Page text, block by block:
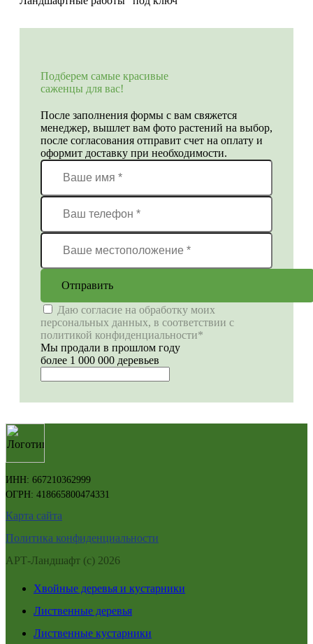
Подберем самые красивые
саженцы для вас!
После заполнения формы с вам свяжется
менеджер, вышлет вам фото растений на выбор,
после согласования отправит счет на оплату и
оформит доставку при необходимости.
Отправить
Даю согласие на обработку моих
персональных данных, в соответствии с
политикой конфиденциальности*
Мы продали в прошлом году
более 1 000 000 деревьев
ИНН: 667210362999
ОГРН: 418665800474331
Карта сайта
Политика конфиденциальности
АРТ-Ландшафт (с) 2026
Хвойные деревья и кустарники
Лиственные деревья
Лиственные кустарники